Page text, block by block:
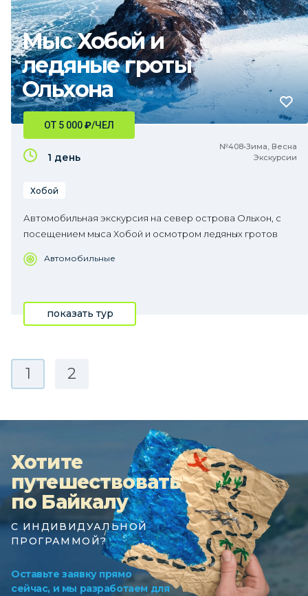
Мыс Хобой и
ледяные гроты
Ольхона
№408•Зима, Весна
Экскурсии
ОТ 5 000₽/ЧЕЛ
1 день
Хобой
Автомобильная экскурсия на север острова Ольхон, с
посещением мыса Хобой и осмотром ледяных гротов
Автомобильные
показать тур
1 2
Хотите
путешествовать
по Байкалу
С ИНДИВИДУАЛЬНОЙ
ПРОГРАММОЙ?
Оставьте заявку прямо
сейчас, и мы разработаем для